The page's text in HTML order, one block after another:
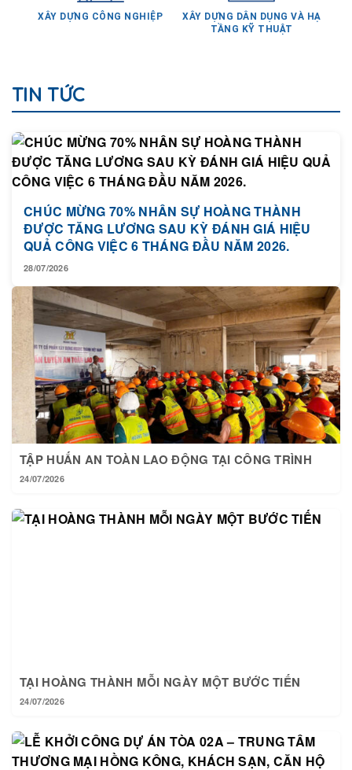
XÂY DỰNG CÔNG NGHIỆP
XÂY DỰNG DÂN DỤNG VÀ HẠ
TẦNG KỸ THUẬT
TIN TỨC
CHÚC MỪNG 70% NHÂN SỰ HOÀNG THÀNH
ĐƯỢC TĂNG LƯƠNG SAU KỲ ĐÁNH GIÁ HIỆU
QUẢ CÔNG VIỆC 6 THÁNG ĐẦU NĂM 2026.
28/07/2026
TẬP HUẤN AN TOÀN LAO ĐỘNG TẠI CÔNG TRÌNH
24/07/2026
TẠI HOÀNG THÀNH MỖI NGÀY MỘT BƯỚC TIẾN
24/07/2026